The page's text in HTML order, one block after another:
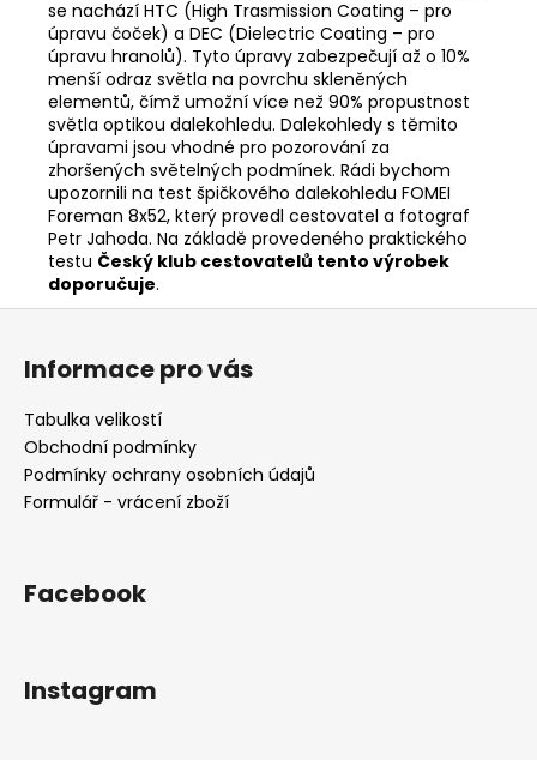
se nachází HTC (High Trasmission Coating – pro
úpravu čoček) a DEC (Dielectric Coating – pro
úpravu hranolů). Tyto úpravy zabezpečují až o 10%
menší odraz světla na povrchu skleněných
elementů, čímž umožní více než 90% propustnost
světla optikou dalekohledu. Dalekohledy s těmito
úpravami jsou vhodné pro pozorování za
zhoršených světelných podmínek. Rádi bychom
upozornili na test špičkového dalekohledu FOMEI
Foreman 8x52, který provedl cestovatel a fotograf
Petr Jahoda. Na základě provedeného praktického
testu Český klub cestovatelů tento výrobek
doporučuje.
Z
Informace pro vás
Tabulka velikostí
Obchodní podmínky
Podmínky ochrany osobních údajů
Formulář - vrácení zboží
Facebook
Instagram